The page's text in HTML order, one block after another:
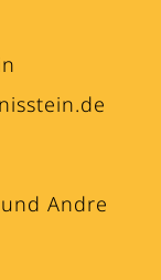
Andre